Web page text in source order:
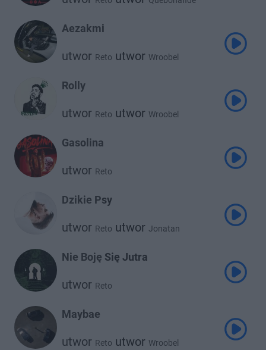
Aezakmi
utwor Reto utwor Wroobel
Rolly
utwor Reto utwor Wroobel
Gasolina
utwor Reto
Dzikie Psy
utwor Reto utwor Jonatan
Nie Boję Się Jutra
utwor Reto
Maybae
utwor Reto utwor Wroobel